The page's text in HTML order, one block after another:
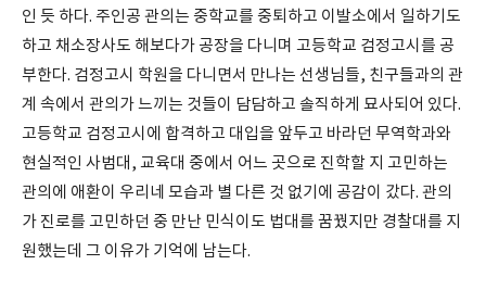
인 듯 하다. 주인공 관의는 중학교를 중퇴하고 이발소에서 일하기도
하고 채소장사도 해보다가 공장을 다니며 고등학교 검정고시를 공
부한다. 검정고시 학원을 다니면서 만나는 선생님들, 친구들과의 관
계 속에서 관의가 느끼는 것들이 담담하고 솔직하게 묘사되어 있다.
고등학교 검정고시에 합격하고 대입을 앞두고 바라던 무역학과와
현실적인 사범대, 교육대 중에서 어느 곳으로 진학할 지 고민하는
관의에 애환이 우리네 모습과 별 다른 것 없기에 공감이 갔다. 관의
가 진로를 고민하던 중 만난 민식이도 법대를 꿈꿨지만 경찰대를 지
원했는데 그 이유가 기억에 남는다.